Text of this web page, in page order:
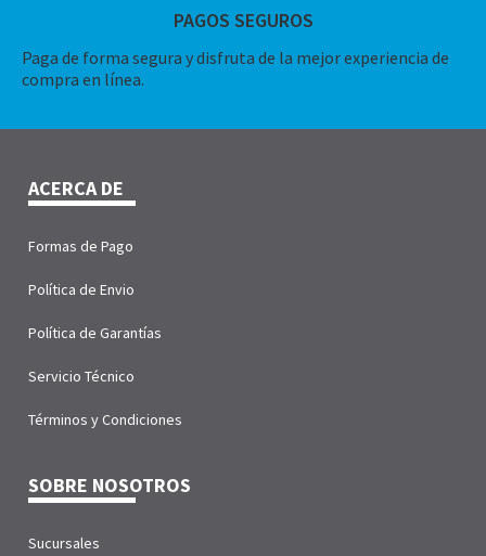
PAGOS SEGUROS
Paga de forma segura y disfruta de la mejor experiencia de
compra en línea.
ACERCA DE
Formas de Pago
Política de Envio
Política de Garantías
Servicio Técnico
Términos y Condiciones
SOBRE NOSOTROS
Sucursales